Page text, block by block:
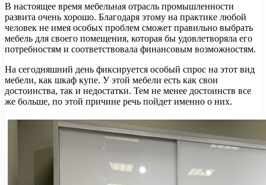
В настоящее время мебельная отрасль промышленности
развита очень хорошо. Благодаря этому на практике любой
человек не имея особых проблем сможет правильно выбрать
мебель для своего помещения, которая бы удовлетворяла его
потребностям и соответствовала финансовым возможностям.
На сегодняшний день фиксируется особый спрос на этот вид
мебели, как шкаф купе. У этой мебели есть как свои
достоинства, так и недостатки. Тем не менее достоинств все
же больше, по этой причине речь пойдет именно о них.